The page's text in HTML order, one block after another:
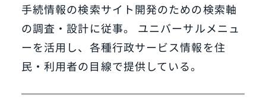
手続情報の検索サイト開発のための検索軸
の調査・設計に従事。 ユニバーサルメニュ
ーを活用し、各種行政サービス情報を住
民・利用者の目線で提供している。